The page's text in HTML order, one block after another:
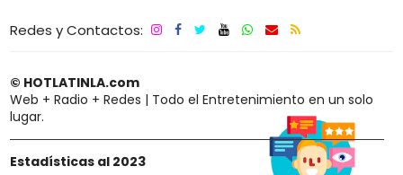
Redes y Contactos:
© HOTLATINLA.com
Web + Radio + Redes | Todo el Entretenimiento en un solo
lugar.
Estadísticas al 2023